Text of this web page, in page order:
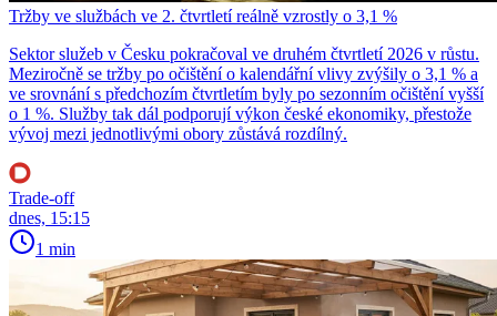
Tržby ve službách ve 2. čtvrtletí reálně vzrostly o 3,1 %
Sektor služeb v Česku pokračoval ve druhém čtvrtletí 2026 v růstu.
Meziročně se tržby po očištění o kalendářní vlivy zvýšily o 3,1 % a
ve srovnání s předchozím čtvrtletím byly po sezonním očištění vyšší
o 1 %. Služby tak dál podporují výkon české ekonomiky, přestože
vývoj mezi jednotlivými obory zůstává rozdílný.
Trade-off
dnes, 15:15
1 min